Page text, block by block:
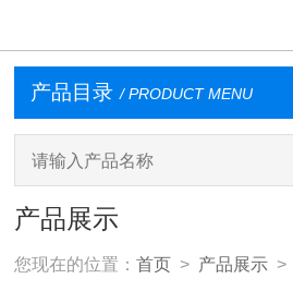
产品目录 / PRODUCT MENU
产品展示
您现在的位置：首页 > 产品展示